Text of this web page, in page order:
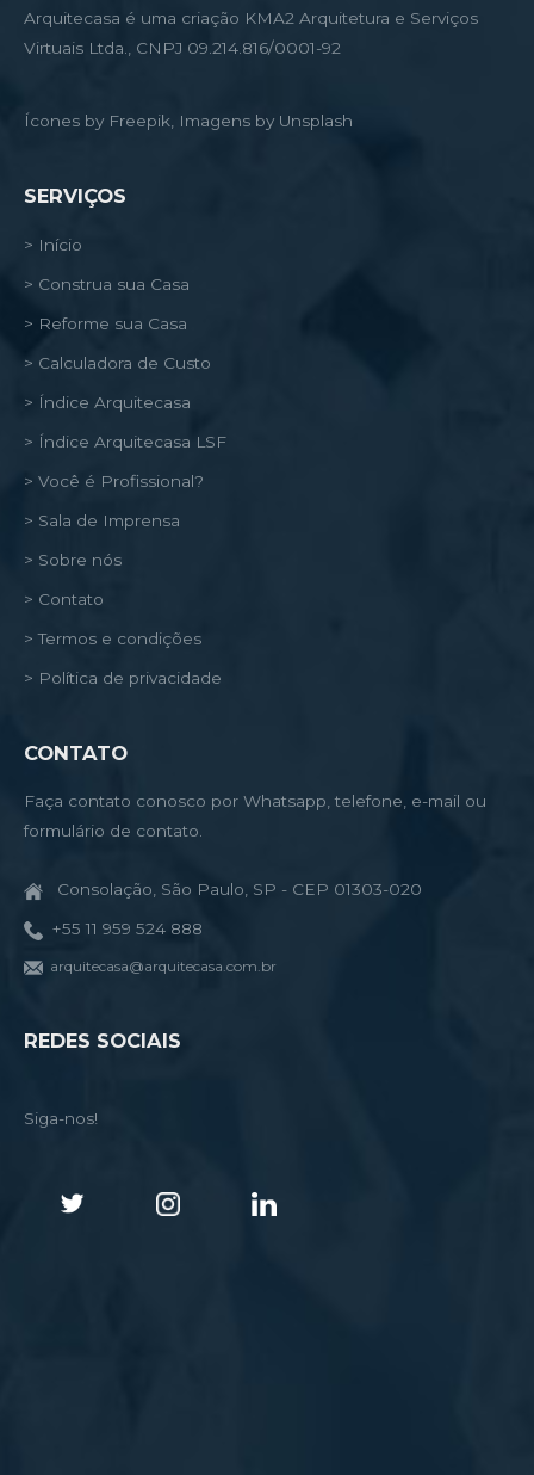
Arquitecasa é uma criação KMA2 Arquitetura e Serviços
Virtuais Ltda., CNPJ 09.214.816/0001-92
Ícones by Freepik, Imagens by Unsplash
SERVIÇOS
> Início
> Construa sua Casa
> Reforme sua Casa
> Calculadora de Custo
> Índice Arquitecasa
> Índice Arquitecasa LSF
> Você é Profissional?
> Sala de Imprensa
> Sobre nós
> Contato
> Termos e condições
> Política de privacidade
CONTATO
Faça contato conosco por Whatsapp, telefone, e-mail ou
formulário de contato.
Consolação, São Paulo, SP - CEP 01303-020
+55 11 959 524 888
arquitecasa@arquitecasa.com.br
REDES SOCIAIS
Siga-nos!